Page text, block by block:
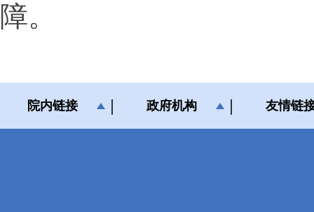
障。
院内链接 政府机构 友情链